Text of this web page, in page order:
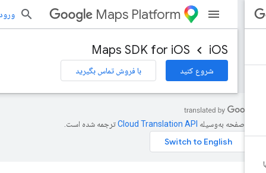
Maps Platform ورود به
iOS
Maps SDK for iOS
شروع کنید با فروش تماس بگیرید
صفحه به‌وسیله ترجمه شده است.